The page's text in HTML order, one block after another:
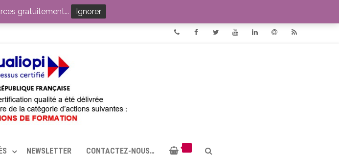
OUTILS EN SANTÉ SEXUELLE
NEWSLETTER CONTACTEZ-NOUS…
gratuitement... Ignorer